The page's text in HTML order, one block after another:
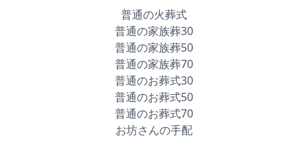
普通の火葬式
普通の家族葬30
普通の家族葬50
普通の家族葬70
普通のお葬式30
普通のお葬式50
普通のお葬式70
お坊さんの手配